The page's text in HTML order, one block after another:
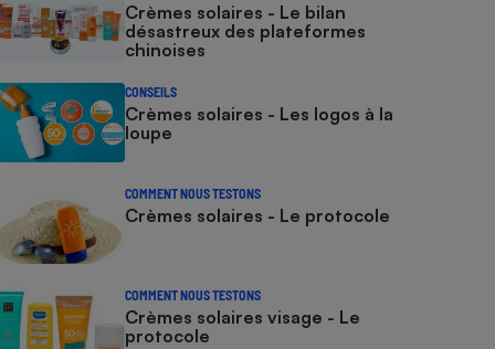
Crèmes solaires - Le bilan
désastreux des plateformes
chinoises
CONSEILS
Crèmes solaires - Les logos à la
loupe
COMMENT NOUS TESTONS
Crèmes solaires - Le protocole
COMMENT NOUS TESTONS
Crèmes solaires visage - Le
protocole